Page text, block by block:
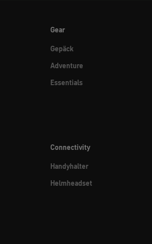
Gear
Gepäck
Adventure
Essentials
Connectivity
Handyhalter
Helmheadset